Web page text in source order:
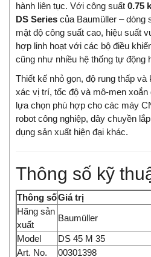
hành liên tục. Với công suất 0.75
DS Series của Baumüller – dòng
mật độ công suất cao, hiệu suất
hợp linh hoạt với các bộ điều
cũng như nhiều hệ thống tự động
Thiết kế nhỏ gọn, độ rung thấp
xác vị trí, tốc độ và mô-men
lựa chọn phù hợp cho các máy
robot công nghiệp, dây chuyền
dụng sản xuất hiện đại khác.
Thông số kỹ
Thông sốGiá trị
Hãng sản
xuất
Baumüller
Model
DS 45 M 35
Art. No.
00301398